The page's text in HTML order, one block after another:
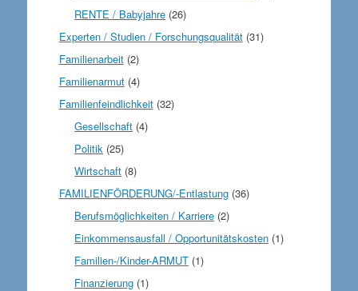
RENTE / Babyjahre (26)
Experten / Studien / Forschungsqualität(31)
Familienarbeit(2)
Familienarmut(4)
Familienfeindlichkeit(32)
Gesellschaft (4)
Politik (25)
Wirtschaft (8)
FAMILIENFÖRDERUNG/-Entlastung(36)
Berufsmöglichkeiten / Karriere (2)
Einkommensausfall / Opportunitätskosten (1)
Familien-/Kinder-ARMUT (1)
Finanzierung (1)